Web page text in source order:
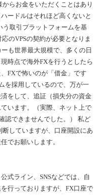
らお金をいただくことはあり
ードルはそれほど高くないと
取引プラットフォームを基
のVPSの契約が必要となりま
も世界最大規模で、多くの日
時点で海外FXを行うとしたら
FXで怖いのが「借金」です
を採用しているので、万が一
をして、追証（損失分の資金
います。（実際、ネット上で
認できませんでした。） 私ど
していますが、口座開設にあ
でお願いします。
式ライン、SNSなどでは、自
行っておりますが、FX口座で